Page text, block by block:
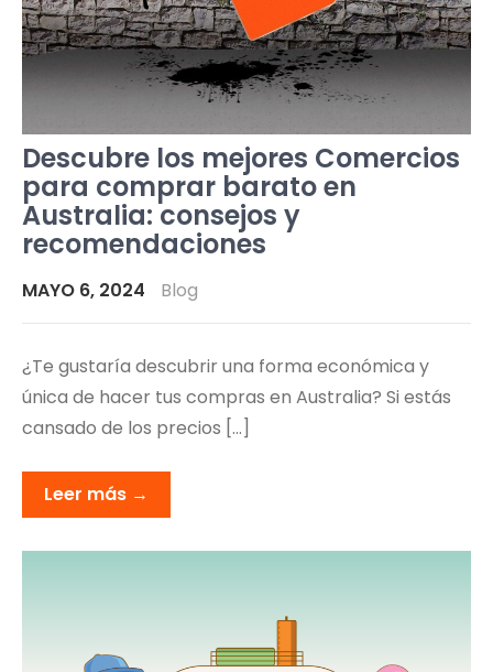
Descubre los mejores Comercios
para comprar barato en
Australia: consejos y
recomendaciones
MAYO 6, 2024 Blog
¿Te gustaría descubrir una forma económica y
única de hacer tus compras en Australia? Si estás
cansado de los precios […]
Leer más →